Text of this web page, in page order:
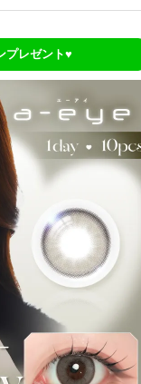
プレゼント♥